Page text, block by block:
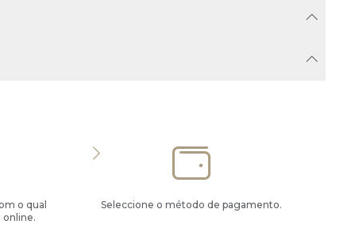
o qual
online.
Seleccione o método de pagamento.